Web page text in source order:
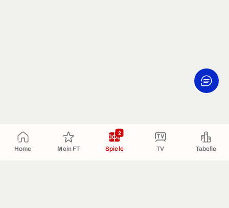
Home Mein FT Spiele
2
TV Tabelle